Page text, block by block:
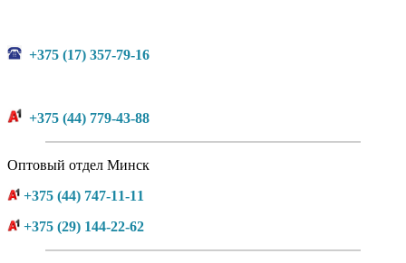
+375 (17) 357-79-16
+375 (44) 779-43-88
Оптовый отдел Минск
+375 (44) 747-11-11
+375 (29) 144-22-62